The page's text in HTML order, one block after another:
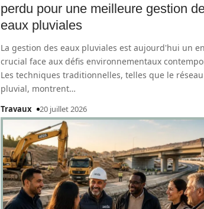
perdu pour une meilleure gestion
eaux pluviales
La gestion des eaux pluviales est aujourd'hui un
crucial face aux défis environnementaux
Les techniques traditionnelles, telles que le réseau
pluvial, montrent…
Travaux 20 juillet 2026